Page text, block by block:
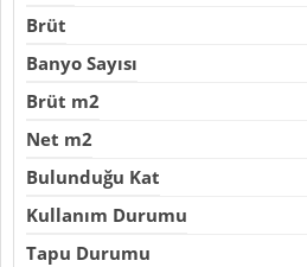
Brüt
Banyo Sayısı
Brüt m2
Net m2
Bulunduğu Kat
Kullanım Durumu
Tapu Durumu